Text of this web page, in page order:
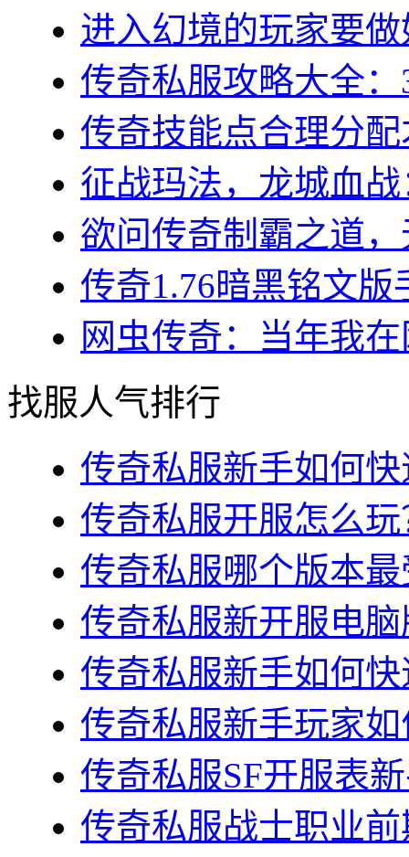
进入幻境的玩家要
传奇私服攻略大全
传奇技能点合理分
征战玛法，龙城血
欲问传奇制霸之道
传奇1.76暗黑铭文
网虫传奇：当年我
找服人气排行
传奇私服新手如何
传奇私服开服怎么
传奇私服哪个版本
传奇私服新开服电
传奇私服新手如何
传奇私服新手玩家
传奇私服SF开服表
传奇私服战士职业